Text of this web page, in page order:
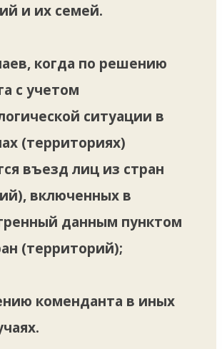
и их семей.
когда по решению
с учетом
ситуации в
(территориях)
въезд лиц из стран
включенных в
данным пунктом
(территорий);
коменданта в иных